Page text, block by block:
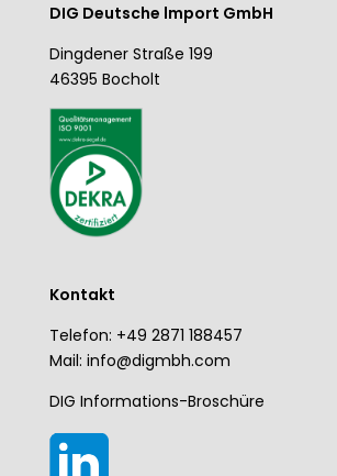
DIG Deutsche lmport GmbH
Dingdener Straße 199
46395 Bocholt
Kontakt
Telefon: +49 2871 188457
Mail: info@digmbh.com
DIG Informations-Broschüre